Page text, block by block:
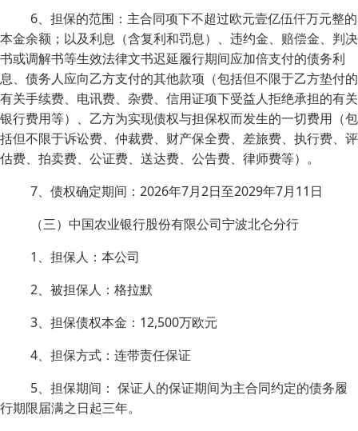
6、担保的范围：主合同项下不超过欧元壹亿伍仟万元整的
本金余额；以及利息（含复利和罚息）、违约金、赔偿金、判决
书或调解书等生效法律文书迟延履行期间应加倍支付的债务利
息、债务人应向乙方支付的其他款项（包括但不限于乙方垫付的
有关手续费、电讯费、杂费、信用证项下受益人拒绝承担的有关
银行费用等）、乙方为实现债权与担保权而发生的一切费用（包
括但不限于诉讼费、仲裁费、财产保全费、差旅费、执行费、评
估费、拍卖费、公证费、送达费、公告费、律师费等）。
7、债权确定期间：2026年7月2日至2029年7月11日
（三）中国农业银行股份有限公司宁波北仑分行
1、担保人：本公司
2、被担保人：格拉默
3、担保债权本金：12,500万欧元
4、担保方式：连带责任保证
5、担保期间： 保证人的保证期间为主合同约定的债务履
行期限届满之日起三年。